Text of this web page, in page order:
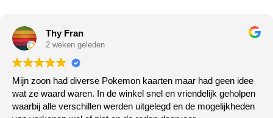
Thy Fran
2 weken geleden
Mijn zoon had diverse Pokemon kaarten maar had geen idee
wat ze waard waren. In de winkel snel en vriendelijk geholpen
waarbij alle verschillen werden uitgelegd en de mogelijkheden